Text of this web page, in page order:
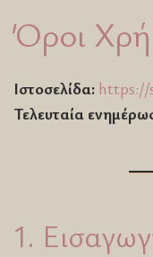
Όροι
Ιστοσελίδα: https://
Τελευταία
1.